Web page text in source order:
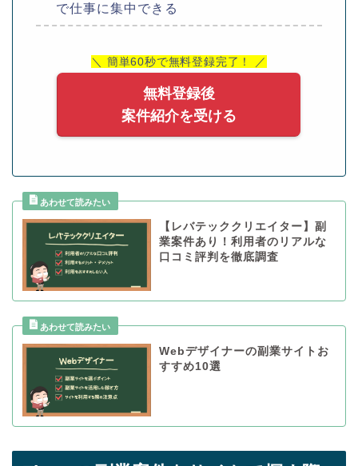
で仕事に集中できる
＼ 簡単60秒で無料登録完了！ ／
無料登録後
案件紹介を受ける
【レバテッククリエイター】副
業案件あり！利用者のリアルな
口コミ評判を徹底調査
Webデザイナーの副業サイトお
すすめ10選